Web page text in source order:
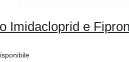
Imidacloprid e